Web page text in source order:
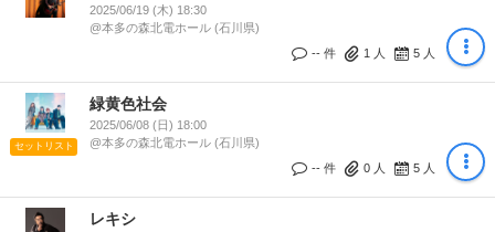
2025/06/19 (木) 18:30
@本多の森北電ホール (石川県)
-- 件
1 人 5 人
セットリスト
緑黄色社会
2025/06/08 (日) 18:00
@本多の森北電ホール (石川県)
-- 件
0 人 5 人
レキシ